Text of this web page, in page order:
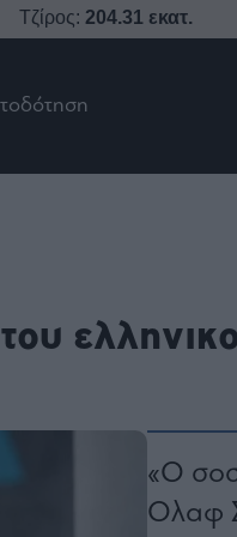
Τζίρος: 204.31 εκατ.
«Ο
Ολαφ